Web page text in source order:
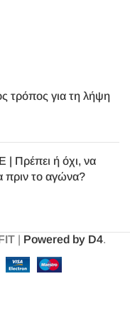
τρόπος για τη λήψη
| Πρέπει ή όχι, να
το αγώνα?
| Powered by D4.